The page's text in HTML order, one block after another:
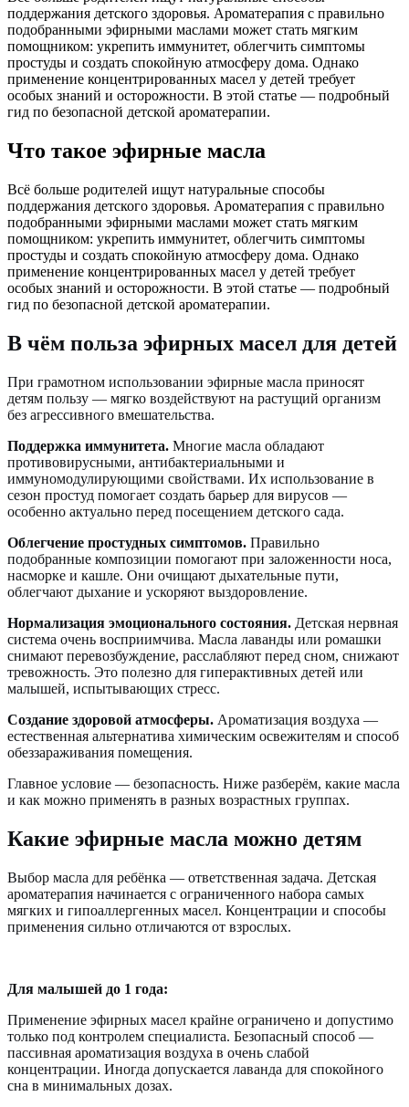
поддержания детского здоровья. Ароматерапия с правильно
подобранными эфирными маслами может стать мягким
помощником: укрепить иммунитет, облегчить симптомы
простуды и создать спокойную атмосферу дома. Однако
применение концентрированных масел у детей требует
особых знаний и осторожности. В этой статье — подробный
гид по безопасной детской ароматерапии.
Что такое эфирные масла
Всё больше родителей ищут натуральные способы
поддержания детского здоровья. Ароматерапия с правильно
подобранными эфирными маслами может стать мягким
помощником: укрепить иммунитет, облегчить симптомы
простуды и создать спокойную атмосферу дома. Однако
применение концентрированных масел у детей требует
особых знаний и осторожности. В этой статье — подробный
гид по безопасной детской ароматерапии.
В чём польза эфирных масел для детей
При грамотном использовании эфирные масла приносят
детям пользу — мягко воздействуют на растущий организм
без агрессивного вмешательства.
Поддержка иммунитета. Многие масла обладают
противовирусными, антибактериальными и
иммуномодулирующими свойствами. Их использование в
сезон простуд помогает создать барьер для вирусов —
особенно актуально перед посещением детского сада.
Облегчение простудных симптомов. Правильно
подобранные композиции помогают при заложенности носа,
насморке и кашле. Они очищают дыхательные пути,
облегчают дыхание и ускоряют выздоровление.
Нормализация эмоционального состояния. Детская нервная
система очень восприимчива. Масла лаванды или ромашки
снимают перевозбуждение, расслабляют перед сном, снижают
тревожность. Это полезно для гиперактивных детей или
малышей, испытывающих стресс.
Создание здоровой атмосферы. Ароматизация воздуха —
естественная альтернатива химическим освежителям и способ
обеззараживания помещения.
Главное условие — безопасность. Ниже разберём, какие масла
и как можно применять в разных возрастных группах.
Какие эфирные масла можно детям
Выбор масла для ребёнка — ответственная задача. Детская
ароматерапия начинается с ограниченного набора самых
мягких и гипоаллергенных масел. Концентрации и способы
применения сильно отличаются от взрослых.
Для малышей до 1 года:
Применение эфирных масел крайне ограничено и допустимо
только под контролем специалиста. Безопасный способ —
пассивная ароматизация воздуха в очень слабой
концентрации. Иногда допускается лаванда для спокойного
сна в минимальных дозах.